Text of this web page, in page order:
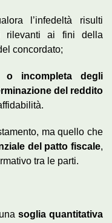
l’infedeltà risulti
rilevanti ai fini della
concordato;
o incompleta degli
del reddito
ma quello che
del patto fiscale,
tra le parti.
unasoglia quantitativa